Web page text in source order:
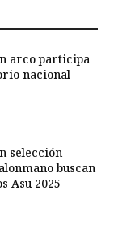
arco participa
nacional
selección
buscan
Asu 2025